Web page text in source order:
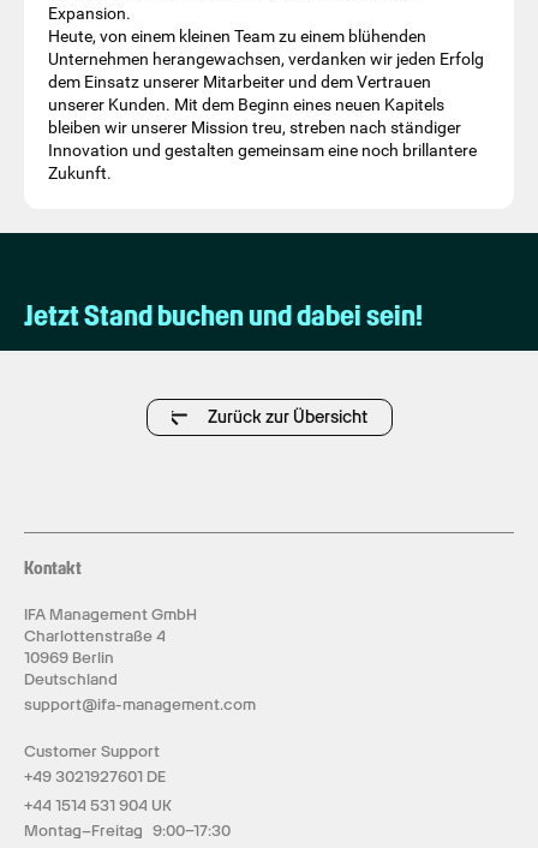
Expansion.
Heute, von einem kleinen Team zu einem blühenden
Unternehmen herangewachsen, verdanken wir jeden Erfolg
dem Einsatz unserer Mitarbeiter und dem Vertrauen
unserer Kunden. Mit dem Beginn eines neuen Kapitels
bleiben wir unserer Mission treu, streben nach ständiger
Innovation und gestalten gemeinsam eine noch brillantere
Zukunft.
Jetzt Stand buchen und dabei sein!
Zurück zur Übersicht
Kontakt
IFA Management GmbH
Charlottenstraße 4
10969 Berlin
Deutschland
support@ifa-management.com
Customer Support
+49 3021927601 DE
+44 1514 531 904 UK
Montag–Freitag 9:00–17:30